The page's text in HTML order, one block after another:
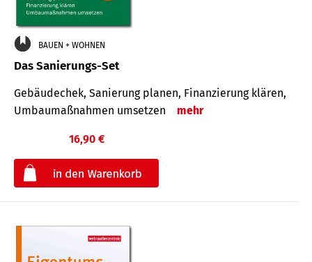
BAUEN + WOHNEN
Das Sanierungs-Set
Gebäudechek, Sanierung planen, Finanzierung klären,
Umbaumaßnahmen umsetzen
mehr
16,90 €